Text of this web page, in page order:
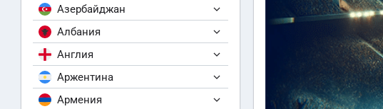
Азербайджан
Албания
Англия
Аржентина
Армения